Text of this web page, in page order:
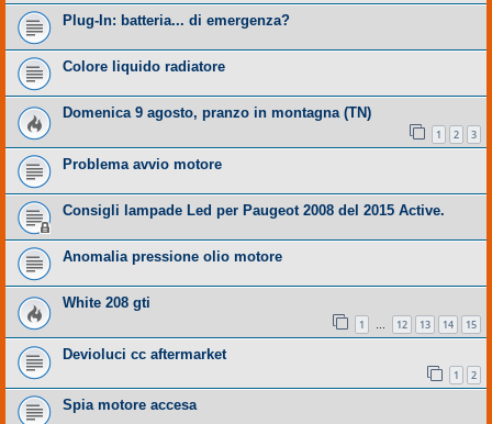
Plug-In: batteria... di emergenza?
Colore liquido radiatore
Domenica 9 agosto, pranzo in montagna (TN)
1 2 3
Problema avvio motore
Consigli lampade Led per Paugeot 2008 del 2015 Active.
Anomalia pressione olio motore
White 208 gti
1 … 12 13 14 15
Devioluci cc aftermarket
1 2
Spia motore accesa